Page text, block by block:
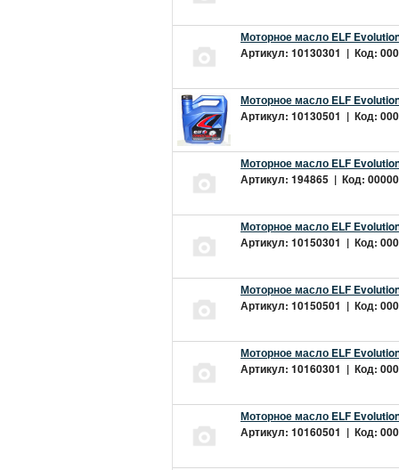
Моторное масло ELF
Артикул: 10130301 | Код:
Моторное масло ELF
Артикул: 10130501 | Код:
Моторное масло ELF
Артикул: 194865 | Код:
Моторное масло ELF
Артикул: 10150301 | Код:
Моторное масло ELF
Артикул: 10150501 | Код:
Моторное масло ELF
Артикул: 10160301 | Код:
Моторное масло ELF
Артикул: 10160501 | Код: